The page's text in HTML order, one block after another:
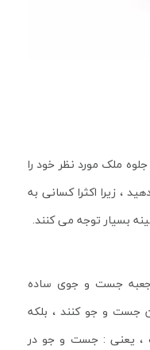
ملک مورد نظر خود را
، زیرا اکثرا کسانی به
بسیار توجه می کنند.
جست و جوی ساده
جست و جو کنند ، بلکه
، یعنی : جست و جو در